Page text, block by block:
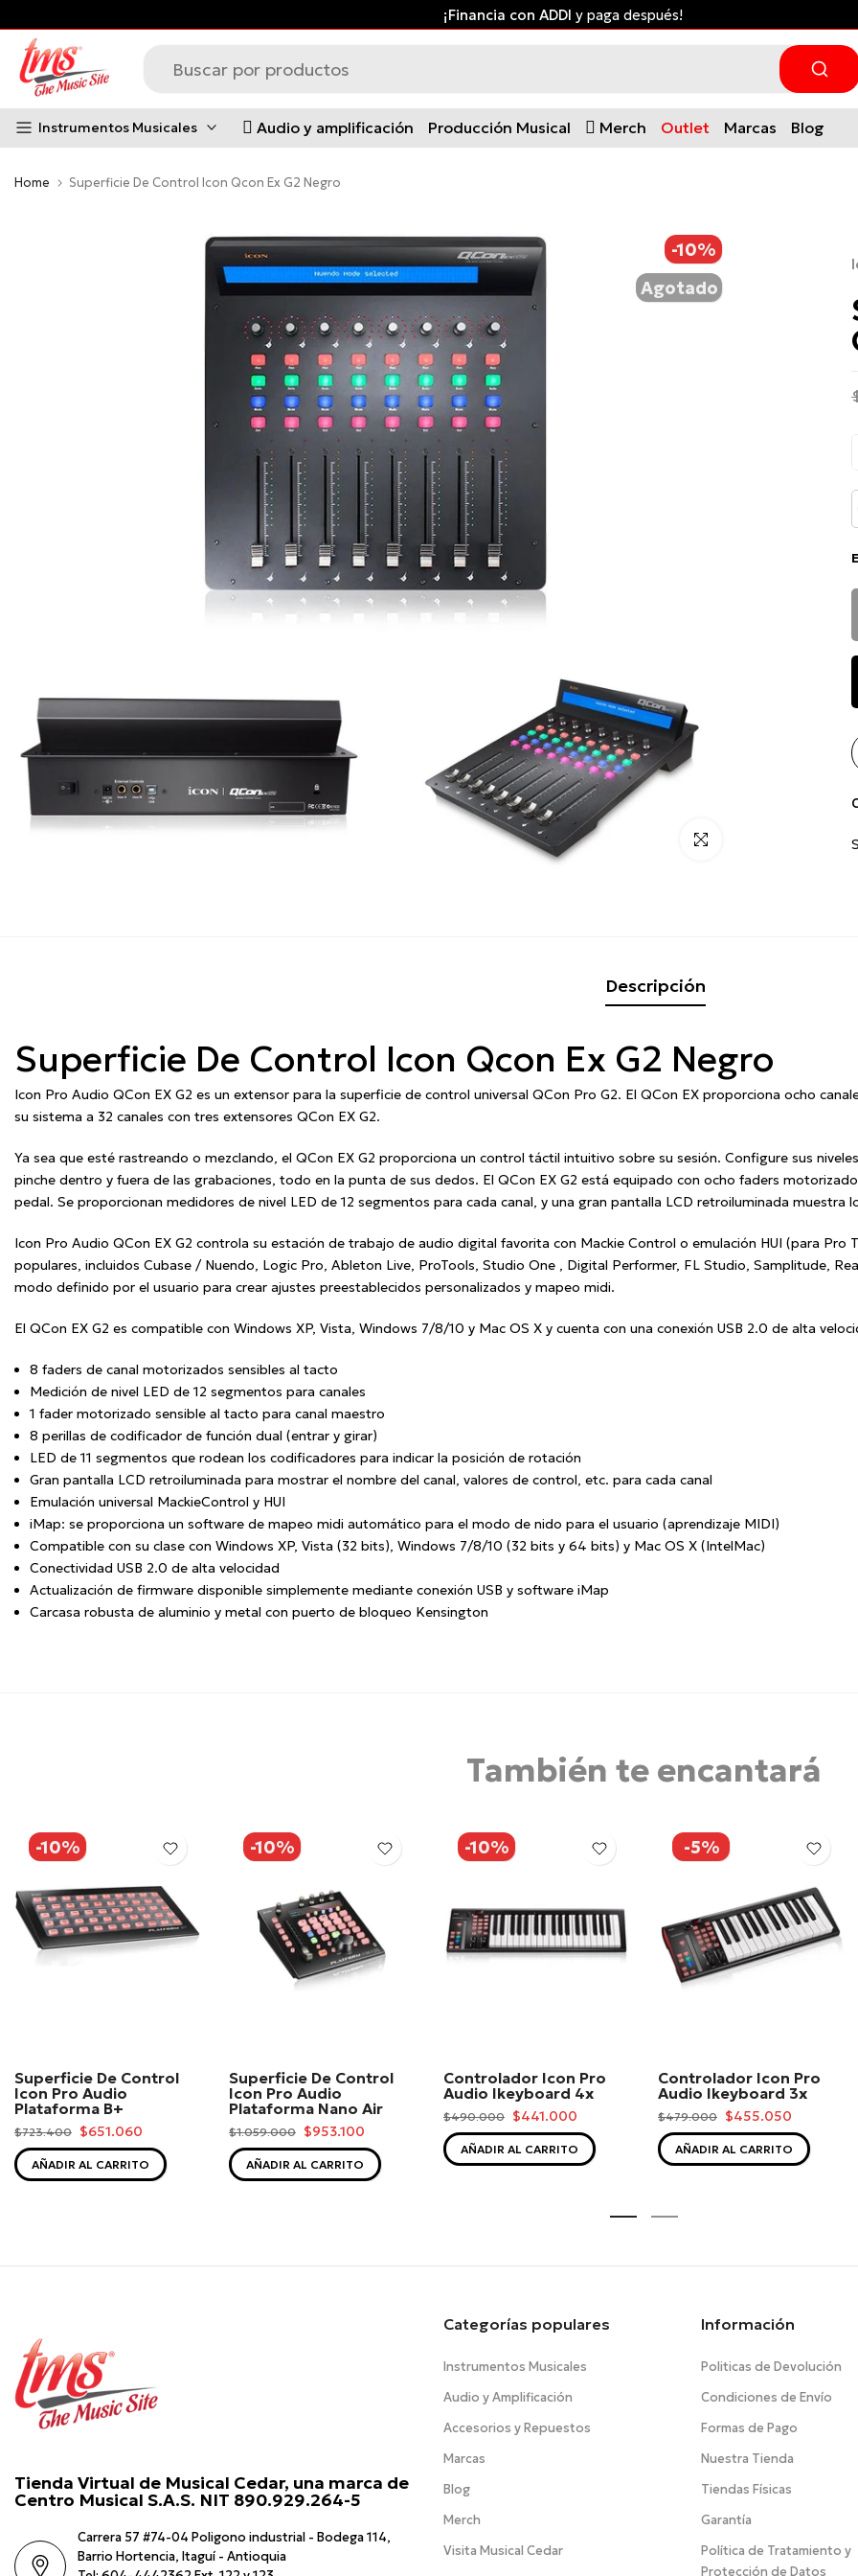
contenido
Instrumentos Musicales Audio y amplificación Producción Musical Merch Outlet Marcas Blog
Home Superficie De Control Icon Qcon Ex G2 Negro
-10%
Agotado
Click para alargar
Descripción
Superficie De Control Icon Qcon Ex G2 Negro
Icon Pro Audio QCon EX G2 es un extensor para la superficie de control universal QCon Pro G2. El QCon EX proporciona ocho
su sistema a 32 canales con tres extensores QCon EX G2.
Ya sea que esté rastreando o mezclando, el QCon EX G2 proporciona un control táctil intuitivo sobre su sesión. Configure sus
pinche dentro y fuera de las grabaciones, todo en la punta de sus dedos. El QCon EX G2 está equipado con ocho faders
pedal. Se proporcionan medidores de nivel LED de 12 segmentos para cada canal, y una gran pantalla LCD retroiluminada muestra
Icon Pro Audio QCon EX G2 controla su estación de trabajo de audio digital favorita con Mackie Control o emulación HUI (para Pro
populares, incluidos Cubase / Nuendo, Logic Pro, Ableton Live, ProTools, Studio One , Digital Performer, FL Studio, Samplitude,
modo definido por el usuario para crear ajustes preestablecidos personalizados y mapeo midi.
El QCon EX G2 es compatible con Windows XP, Vista, Windows 7/8/10 y Mac OS X y cuenta con una conexión USB 2.0 de alta
8 faders de canal motorizados sensibles al tacto
Medición de nivel LED de 12 segmentos para canales
1 fader motorizado sensible al tacto para canal maestro
8 perillas de codificador de función dual (entrar y girar)
LED de 11 segmentos que rodean los codificadores para indicar la posición de rotación
Gran pantalla LCD retroiluminada para mostrar el nombre del canal, valores de control, etc. para cada canal
Emulación universal MackieControl y HUI
iMap: se proporciona un software de mapeo midi automático para el modo de nido para el usuario (aprendizaje MIDI)
Compatible con su clase con Windows XP, Vista (32 bits), Windows 7/8/10 (32 bits y 64 bits) y Mac OS X (IntelMac)
Conectividad USB 2.0 de alta velocidad
Actualización de firmware disponible simplemente mediante conexión USB y software iMap
Carcasa robusta de aluminio y metal con puerto de bloqueo Kensington
También te encantará
-10%
Superficie De Control
Icon Pro Audio
Plataforma B+
$723.400 $651.060
AÑADIR AL CARRITO
-10%
Superficie De Control
Icon Pro Audio
Plataforma Nano Air
$1.059.000 $953.100
AÑADIR AL CARRITO
-10%
Controlador Icon Pro
Audio Ikeyboard 4x
$490.000 $441.000
AÑADIR AL CARRITO
-5%
Controlador Icon Pro
Audio Ikeyboard 3x
$479.000 $455.050
AÑADIR AL CARRITO
Tienda Virtual de Musical Cedar, una marca de
Centro Musical S.A.S. NIT 890.929.264-5
Carrera 57 #74-04 Poligono industrial - Bodega 114,
Barrio Hortencia, Itaguí - Antioquia
Categorías populares
Instrumentos Musicales
Audio y Amplificación
Accesorios y Repuestos
Marcas
Blog
Merch
Visita Musical Cedar
Información
Politicas de Devolución
Condiciones de Envío
Formas de Pago
Nuestra Tienda
Tiendas Físicas
Garantía
Política de Tratamiento y
Protección de Datos